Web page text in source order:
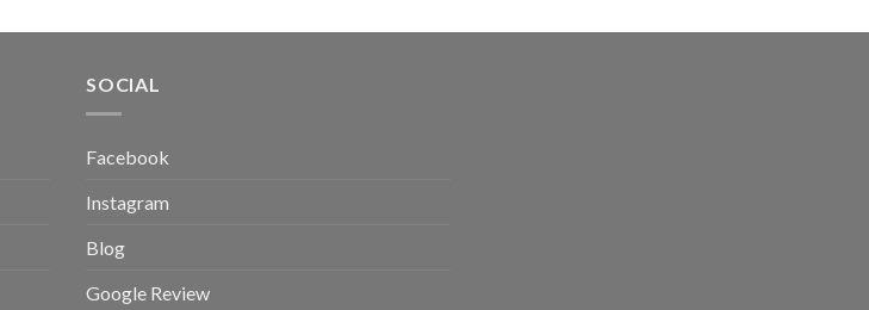
SOCIAL
Facebook
Instagram
Blog
Google Review